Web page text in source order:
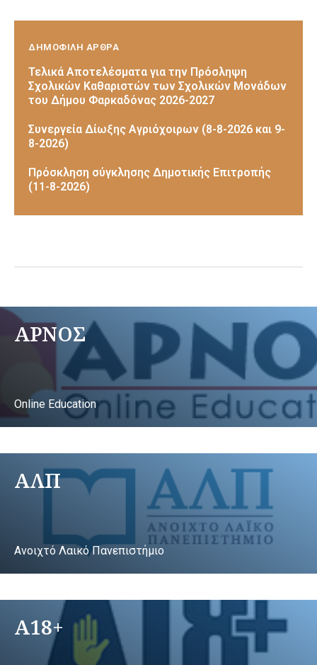
ΔΗΜΟΦΙΛΗ ΑΡΘΡΑ
Τελικά Αποτελέσματα για την Πρόσληψη
Σχολικών Καθαριστών των Σχολικών Μονάδων
του Δήμου Φαρκαδόνας 2026-2027
Συνεργεία Δίωξης Αγριόχοιρων (8-8-2026 και 9-
8-2026)
Πρόσκληση σύγκλησης Δημοτικής Επιτροπής
(11-8-2026)
ΑΡΝΟΣ
Online Education
ΑΛΠ
Ανοιχτό Λαικό Πανεπιστήμιο
A18+